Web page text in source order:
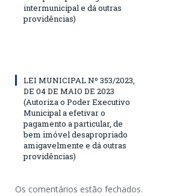
intermunicipal e dá outras
providências)
LEI MUNICIPAL Nº 353/2023,
DE 04 DE MAIO DE 2023
(Autoriza o Poder Executivo
Municipal a efetivar o
pagamento a particular, de
bem imóvel desapropriado
amigavelmente e dá outras
providências)
Os comentários estão fechados.